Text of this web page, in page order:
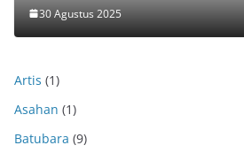
30 Agustus 2025
Artis (1)
Asahan (1)
Batubara (9)